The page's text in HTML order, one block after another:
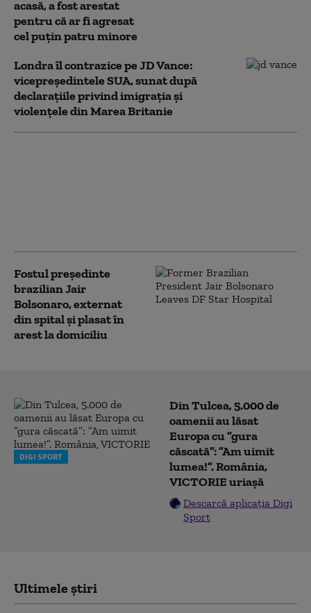
acasă, a fost arestat
pentru că ar fi agresat
cel puţin patru minore
Londra îl contrazice pe JD Vance:
vicepreședintele SUA, sunat după
declarațiile privind imigrația și
violențele din Marea Britanie
Fostul președinte
brazilian Jair
Bolsonaro, externat
din spital și plasat în
arest la domiciliu
DIGI SPORT
Din Tulcea, 5.000 de
oamenii au lăsat
Europa cu ”gura
căscată”: ”Am uimit
lumea!”. România,
VICTORIE uriașă
Descarcă aplicația Digi
Sport
Ultimele știri